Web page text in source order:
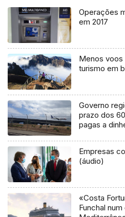
Operações
em 2017
Menos voos
turismo em
Governo
prazo dos
pagas a
Empresas com
(áudio)
«Costa
Funchal